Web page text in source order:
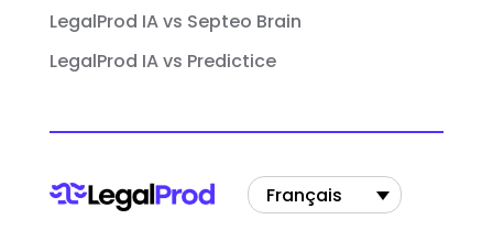
LegalProd IA vs Septeo Brain
LegalProd IA vs Predictice
Français